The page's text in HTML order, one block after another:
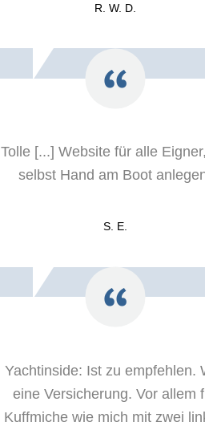
R. W. D.
Tolle [...] Website für alle
selbst Hand am Boot
S. E.
Yachtinside: Ist zu empfehlen.
eine Versicherung. Vor allem
Kuffmiche wie mich mit zwei